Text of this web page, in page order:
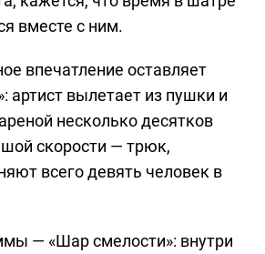
вместе с ним.
впечатление оставляет
артист вылетает из пушки и
несколько десятков
скорости — трюк,
всего девять человек в
— «Шар смелости»: внутри